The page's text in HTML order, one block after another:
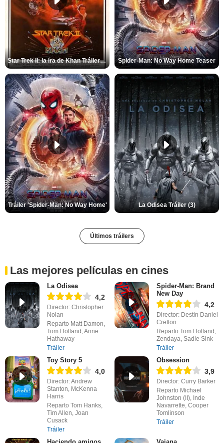
Star Trek II: la ira de Khan Tráiler VO Spider-Man: No Way Home Teaser
Tráiler 'Spider-Man: No Way Home' La Odisea Tráiler (3)
Últimos tráilers
Las mejores películas en cines
La Odisea
4,2
Director: Christopher
Nolan
Reparto Matt Damon,
Tom Holland, Anne
Hathaway
Tráiler
Spider-Man: Brand
New Day
4,2
Director: Destin Daniel
Cretton
Reparto Tom Holland,
Zendaya, Sadie Sink
Tráiler
Toy Story 5
4,0
Director: Andrew
Stanton, McKenna
Harris
Reparto Tom Hanks,
Tim Allen, Joan
Cusack
Tráiler
Obsession
3,9
Director: Curry Barker
Reparto Michael
Johnston (II), Inde
Navarrette, Cooper
Tomlinson
Tráiler